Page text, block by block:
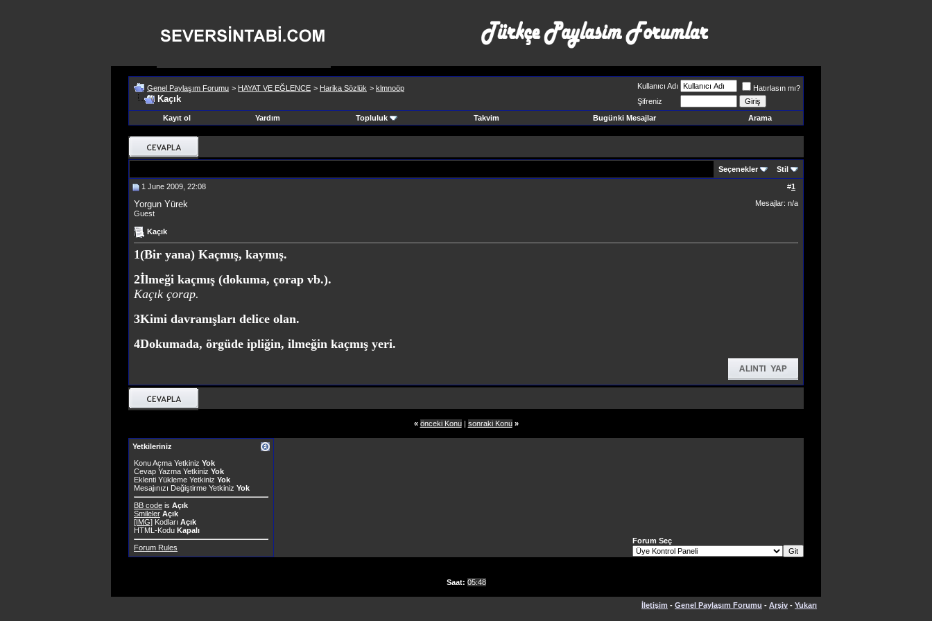
Genel Paylaşım Forumu > HAYAT VE EĞLENCE > Harika Sözlük > klmnoöp
Kaçık
Kullanıcı Adı
Hatırlasın mı?
Şifreniz
Kayıt ol
Yardım Topluluk Takvim Bugünki Mesajlar Arama
Seçenekler Stil
#1
1 June 2009, 22:08
Yorgun Yürek
Guest
Mesajlar: n/a
Kaçık
1(Bir yana) Kaçmış, kaymış.
2İlmeği kaçmış (dokuma, çorap vb.).
Kaçık çorap.
3Kimi davranışları delice olan.
4Dokumada, örgüde ipliğin, ilmeğin kaçmış yeri.
« önceki Konu| sonraki Konu »
Yetkileriniz
Konu Açma Yetkiniz Yok
Cevap Yazma Yetkiniz Yok
Eklenti Yükleme Yetkiniz Yok
Mesajınızı Değiştirme Yetkiniz Yok
BB code is Açık
Smileler Açık
[IMG] Kodları Açık
HTML-Kodu Kapalı
Forum Rules
Forum Seç
Saat: 05:48
İletişim - Genel Paylaşım Forumu - Arşiv - Yukarı